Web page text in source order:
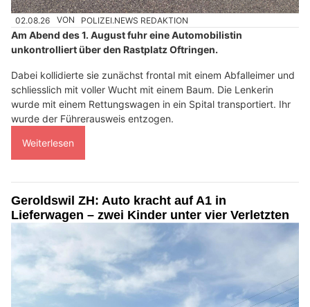
02.08.26 VON POLIZEI.NEWS REDAKTION
Am Abend des 1. August fuhr eine Automobilistin
unkontrolliert über den Rastplatz Oftringen.
Dabei kollidierte sie zunächst frontal mit einem Abfalleimer und
schliesslich mit voller Wucht mit einem Baum. Die Lenkerin
wurde mit einem Rettungswagen in ein Spital transportiert. Ihr
wurde der Führerausweis entzogen.
Weiterlesen
Geroldswil ZH: Auto kracht auf A1 in
Lieferwagen – zwei Kinder unter vier Verletzten